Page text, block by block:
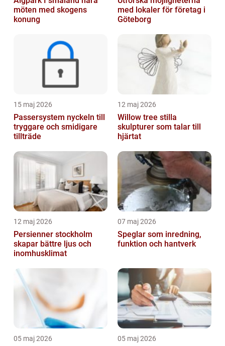
möten med skogens
konung
med lokaler för företag i
Göteborg
15 maj 2026
Passersystem nyckeln till
tryggare och smidigare
tillträde
12 maj 2026
Willow tree stilla
skulpturer som talar till
hjärtat
12 maj 2026
Persienner stockholm
skapar bättre ljus och
inomhusklimat
07 maj 2026
Speglar som inredning,
funktion och hantverk
05 maj 2026 05 maj 2026